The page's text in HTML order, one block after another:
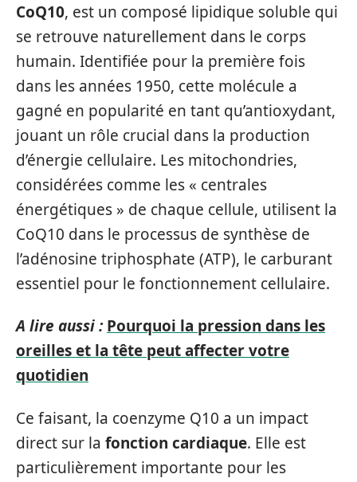
CoQ10, est un composé lipidique soluble qui
se retrouve naturellement dans le corps
humain. Identifiée pour la première fois
dans les années 1950, cette molécule a
gagné en popularité en tant qu’antioxydant,
jouant un rôle crucial dans la production
d’énergie cellulaire. Les mitochondries,
considérées comme les « centrales
énergétiques » de chaque cellule, utilisent la
CoQ10 dans le processus de synthèse de
l’adénosine triphosphate (ATP), le carburant
essentiel pour le fonctionnement cellulaire.
A lire aussi : Pourquoi la pression dans les
oreilles et la tête peut affecter votre
quotidien
Ce faisant, la coenzyme Q10 a un impact
direct sur la fonction cardiaque. Elle est
particulièrement importante pour les